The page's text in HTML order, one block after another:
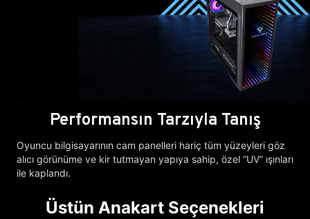
Performansın Tarzıyla Tanış
Oyuncu bilgisayarının cam panelleri hariç tüm yüzeyleri göz
alıcı görünüme ve kir tutmayan yapıya sahip, özel “UV” ışınları
ile kaplandı.
Üstün Anakart Seçenekleri